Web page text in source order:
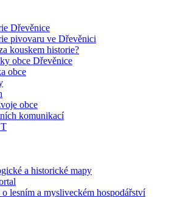
Dřevěnice
pivovaru ve Dřevěnici
kouskem historie?
obce Dřevěnice
obce
obce
komunikací
a historické mapy
lesním a mysliveckém hospodářství